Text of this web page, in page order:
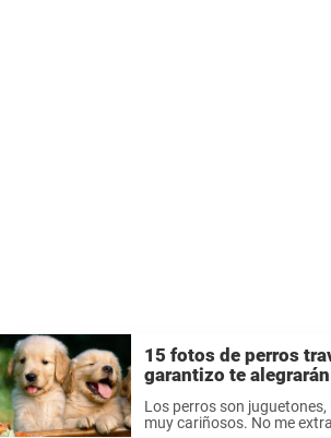
15 fotos de perros
garantizo te
Los perros son juguetones,
muy cariñosos. No me